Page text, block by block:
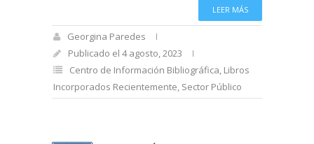
LEER MÁS
Georgina Paredes
Publicado el 4 agosto, 2023
Centro de Información Bibliográfica Libros
Incorporados Recientemente Sector Público